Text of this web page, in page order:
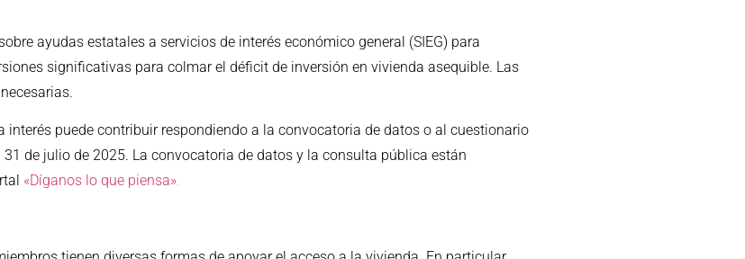
ayudas estatales a servicios de interés económico general (SIEG) para
significativas para colmar el déficit de inversión en vivienda asequible. Las
puede contribuir respondiendo a la convocatoria de datos o al cuestionario
de julio de 2025. La convocatoria de datos y la consulta pública están
«Díganos lo que piensa».